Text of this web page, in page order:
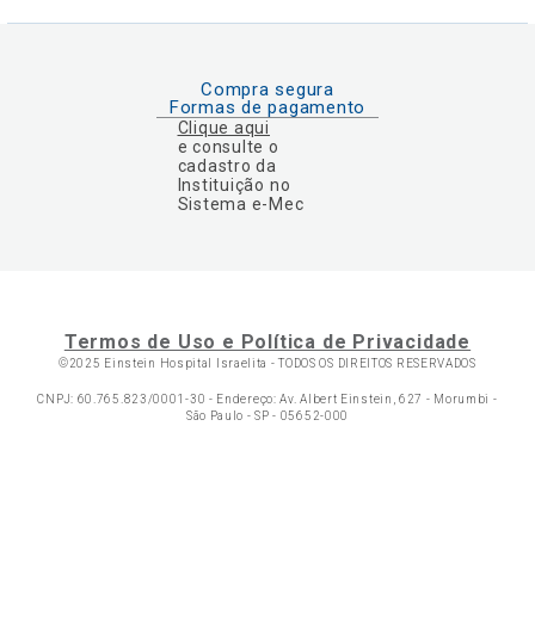
Compra segura
Formas de pagamento
Clique aqui
e consulte o
cadastro da
Instituição no
Sistema e-Mec
Termos de Uso e Política de Privacidade
©2025 Einstein Hospital Israelita -TODOS OS DIREITOS RESERVADOS
CNPJ: 60.765.823/0001-30 - Endereço: Av. Albert Einstein, 627 - Morumbi -
São Paulo - SP - 05652-000